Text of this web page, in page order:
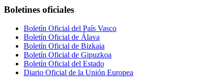
Boletines oficiales
Boletín Oficial del País Vasco
Boletín Oficial de Álava
Boletín Oficial de Bizkaia
Boletín Oficial de Gipuzkoa
Boletín Oficial del Estado
Diario Oficial de la Unión Europea